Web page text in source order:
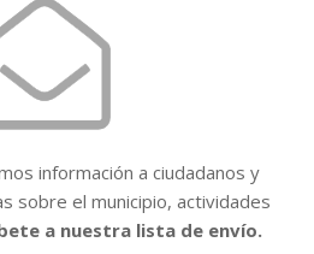
información a ciudadanos y
sobre el municipio, actividades
a nuestra lista de envío.